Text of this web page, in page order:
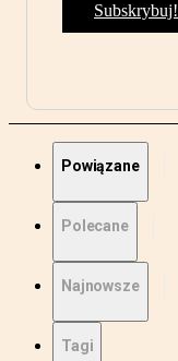
Subskrybuj!
Powiązane
Polecane
Najnowsze
Tagi